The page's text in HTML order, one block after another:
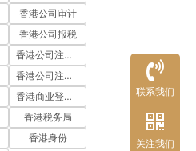
香港公司审计
香港公司报税
香港公司注册处
香港公司注册资料
香港商业登记证
香港税务局
香港身份
联系我们
关注我们